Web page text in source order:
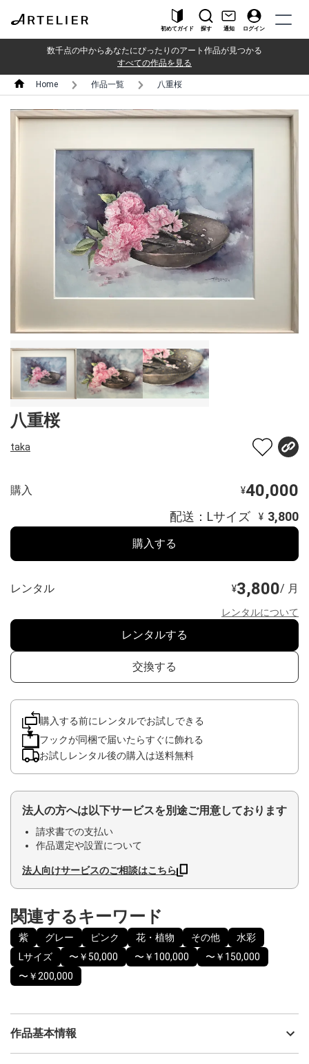
初めてガイド 探す 通知 ログイン
数千点の中からあなたにぴったりのアート作品が見つかる
すべての作品を見る
Home 作品一覧 八重桜
八重桜
taka
購入 ¥40,000
配送：Lサイズ ¥ 3,800
購入する
レンタル ¥3,800/ 月
レンタルについて
レンタルする
交換する
購入する前にレンタルでお試しできる
フックが同梱で届いたらすぐに飾れる
お試しレンタル後の購入は送料無料
法人の方へは以下サービスを別途ご用意しております
請求書での支払い
作品選定や設置について
法人向けサービスのご相談はこちら
関連するキーワード
紫 グレー ピンク 花・植物 その他
水彩
Lサイズ
〜￥50,000 〜￥100,000
〜￥150,000
〜￥200,000
作品基本情報